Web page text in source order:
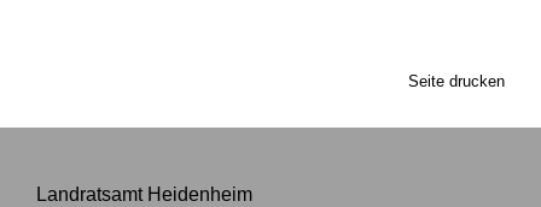
Seite drucken
Landratsamt Heidenheim